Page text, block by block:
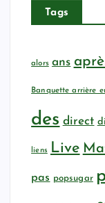
Tags
alors ans
Banquette arrière
des direct
liens Live
pas popsugar